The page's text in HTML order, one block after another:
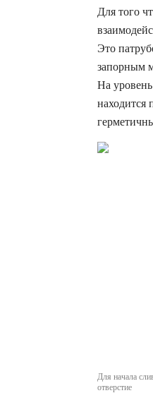
Для того
Это
запорным
На
находится
Для начала
отверстие